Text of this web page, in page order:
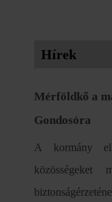
Hírek
Mérföldkő a
Gondosóra
A kormány
közösségeket